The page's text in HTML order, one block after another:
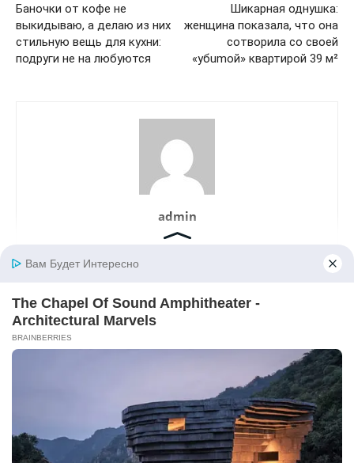
Баночки от кофе не
выкидываю, а делаю из них
стильную вещь для кухни:
подруги не на любуются
Шикарная однушка:
женщина показала, что она
сотворила со своей
«убumой» квартирой 39 м²
admin
LEAVE A REPLY
LOG IN TO LEAVE A COMMENT
© Newspaper WordPress Theme by TagDiv